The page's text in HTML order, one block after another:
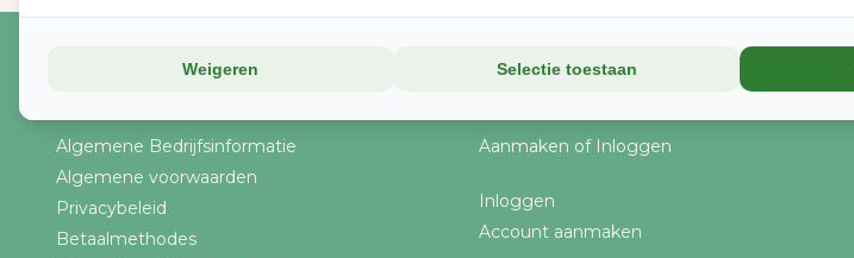
Algemene Bedrijfsinformatie
Algemene voorwaarden
Privacybeleid
Betaalmethodes
Aanmaken of Inloggen
Inloggen
Account aanmaken
Weigeren Selectie toestaan